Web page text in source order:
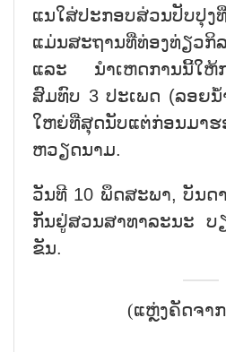
ແນ​ໃສ່​ປະ​ກອບ​ສ່ວນ​ປັບ​
ແມ່ນ​ສະ​ຖານ​ທີ່​ທ່ອງ​ທ່ຽວ​
ແລະ ນຳ​ເຫດ​ການນີ້​ໃຫ້​ກ
ສົມ​ທົບ 3 ປະ​ເ​ພດ (ລອຍ​
ໃຫຍ່​ທີ່​ສຸດ​ນັບ​ແຕ່​ກ່ອນ​ມາ​
ຫວຽດ​ນາມ.
ວັນ​ທີ 10 ພຶດ​ສະ​ພາ, ບັນ​ດ
ກັນ​ຢູ່​ສວນ​ສາ​ທາ​ລະ​ນະ ບ
ຂັນ.
(ແຫຼ່ງຄັດຈາກ